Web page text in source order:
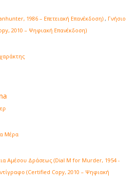
1986 – Επετειακή Επανέκδοση) , Γνήσιο
2010 – Ψηφιακή Επανέκδοση)
Μέρα
Αμέσου Δράσεως (Dial M for Murder, 1954 -
(Certified Copy, 2010 – Ψηφιακή